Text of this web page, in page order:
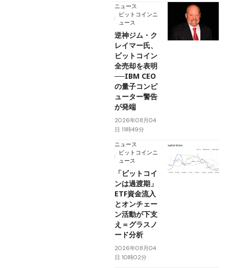
ニュース
ビットコインニ
ュース
逆神ジム・ク
レイマー氏、
ビットコイン
全売却を表明
──IBM CEO
の量子コンピ
ューター警告
が発端
2026年08月04
日 11時49分
ニュース
ビットコインニ
ュース
「ビットコイ
ンは過渡期」
ETF資金流入
とオンチェー
ン活動が下支
え＝グラスノ
ード分析
2026年08月04
日 10時02分